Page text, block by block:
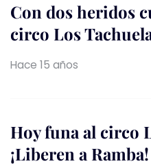
Con dos heridos
circo Los
Hace 15 años
Hoy funa al circo
¡Liberen a Ramba!